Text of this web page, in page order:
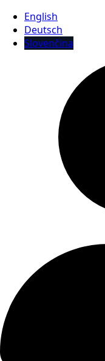
English
Deutsch
Slovenčina